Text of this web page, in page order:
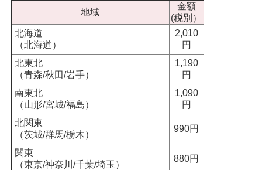
地域
金額
(税別）
北海道
（北海道）
2,010
円
北東北
（青森/秋田/岩手）
1,190
円
南東北
（山形/宮城/福島）
1,090
円
北関東
（茨城/群馬/栃木）
990円
関東
（東京/神奈川/千葉/埼玉）
880円